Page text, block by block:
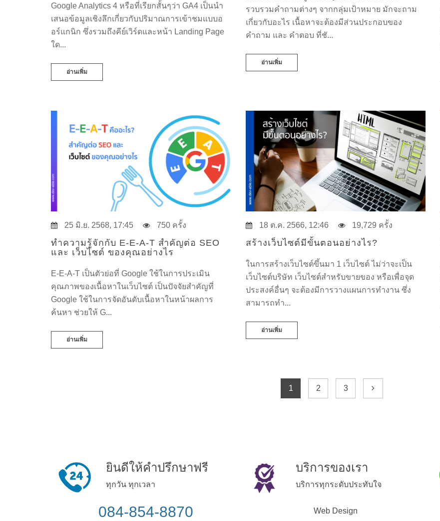
Google Analytics 4 หรือที่เรียกสั้นๆว่า GA4 เป็นนำ
เสนอข้อมูลเชิงลึกเกี่ยวกับปริมาณการเข้าชมแบบอ
อร์แกนิก ซึ่งรวมถึงคีย์เวิร์ดและหน้า Landing Page
ใด...
อ่านเพิ่ม
รวบรวมคำถามต่างๆ จากกลุ่มเป้าหมาย มักจะถาม
เกี่ยวกับอะไร เนื้อหาจะต้องมีส่วนประกอบของ
คำถาม และ คำตอบ ที่ชั...
อ่านเพิ่ม
25 มิ.ย. 2568, 17:45 750 ครั้ง
ทําความรู้จักกับ E-E-A-T สำคัญต่อ SEO
และ เว็บไซต์ ของคุณอย่างไร
E-E-A-T เป็นตัวย่อที่ Google ใช้ในการประเมิน
คุณภาพของเนื้อหาในเว็บไซต์ เป็นปัจจัยสำคัญที่
Google ใช้ในการจัดอันดับเนื้อหาในหน้าผลการ
ค้นหา ช่วยให้ G...
อ่านเพิ่ม
18 ต.ค. 2566, 12:46 19,729 ครั้ง
สร้างเว็บไซต์มีขั้นตอนอย่างไร?
ในการสร้างเว็บไซต์ขึ้นมา 1 เว็บไซต์ ไม่ว่าจะเป็น
เว็บไซต์บริษัท เว็บไซต์สำหรับขายของ หรือเพื่อจุด
ประสงค์อื่นๆ จะต้องมีการวางแผนการทำงาน ซึ่ง
สามารถทำ...
อ่านเพิ่ม
1 2 3
ยินดีให้คำปรึกษาฟรี
ทุกวัน ทุกเวลา
084-854-8870
บริการของเรา
บริการทุกระดับประทับใจ
Web Design